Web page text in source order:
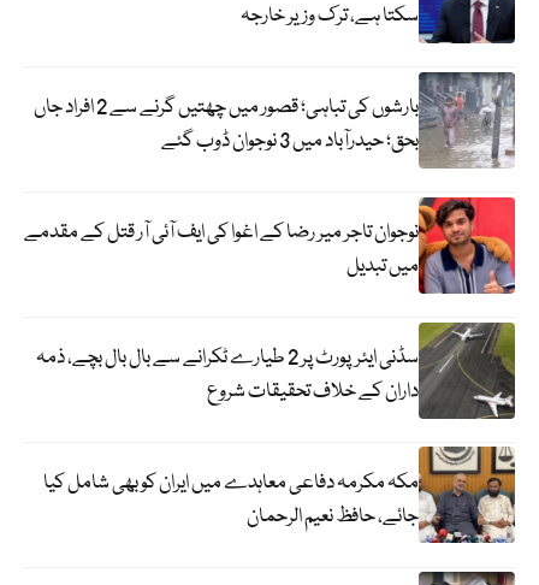
سکتا ہے، ترک وزیر خارجہ
بارشوں کی تباہی؛ قصور میں چھتیں گرنے سے 2 افراد جاں
بحق؛ حیدرآباد میں 3 نوجوان ڈوب گئے
نوجوان تاجر میر رضا کے اغوا کی ایف آئی آر قتل کے مقدمے
میں تبدیل
سڈنی ایئرپورٹ پر 2 طیارے ٹکرانے سے بال بال بچے، ذمہ
داران کے خلاف تحقیقات شروع
مکہ مکرمہ دفاعی معاہدے میں ایران کو بھی شامل کیا
جائے، حافظ نعیم الرحمان